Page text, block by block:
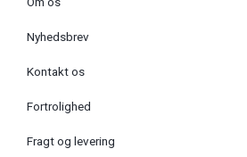
Nyhedsbrev
Kontakt os
Fortrolighed
Fragt og levering